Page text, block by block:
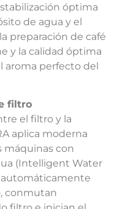
óptima
de agua y el
preparación de café
y la calidad óptima
aroma perfecto del
filtro
el filtro y la
aplica moderna
máquinas con
(Intelligent Water
conmutan